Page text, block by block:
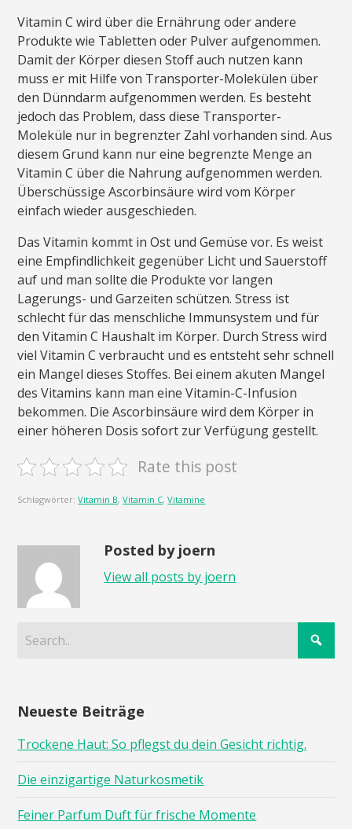
Vitamin C wird über die Ernährung oder andere
Produkte wie Tabletten oder Pulver aufgenommen.
Damit der Körper diesen Stoff auch nutzen kann
muss er mit Hilfe von Transporter-Molekülen über
den Dünndarm aufgenommen werden. Es besteht
jedoch das Problem, dass diese Transporter-
Moleküle nur in begrenzter Zahl vorhanden sind. Aus
diesem Grund kann nur eine begrenzte Menge an
Vitamin C über die Nahrung aufgenommen werden.
Überschüssige Ascorbinsäure wird vom Körper
einfach wieder ausgeschieden.
Das Vitamin kommt in Ost und Gemüse vor. Es weist
eine Empfindlichkeit gegenüber Licht und Sauerstoff
auf und man sollte die Produkte vor langen
Lagerungs- und Garzeiten schützen. Stress ist
schlecht für das menschliche Immunsystem und für
den Vitamin C Haushalt im Körper. Durch Stress wird
viel Vitamin C verbraucht und es entsteht sehr schnell
ein Mangel dieses Stoffes. Bei einem akuten Mangel
des Vitamins kann man eine Vitamin-C-Infusion
bekommen. Die Ascorbinsäure wird dem Körper in
einer höheren Dosis sofort zur Verfügung gestellt.
Rate this post
Schlagwörter:Vitamin B,Vitamin C,Vitamine
Posted by joern
View all posts by joern
Neueste Beiträge
Trockene Haut: So pflegst du dein Gesicht richtig.
Die einzigartige Naturkosmetik
Feiner Parfum Duft für frische Momente